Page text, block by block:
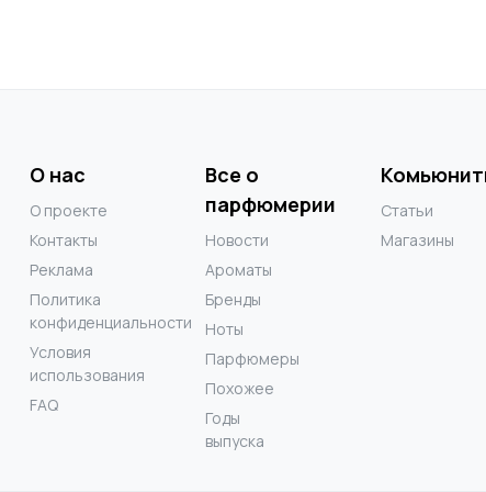
О нас
О проекте
Контакты
Реклама
Политика
конфиденциальности
Условия
использования
FAQ
Все о
парфюмерии
Новости
Ароматы
Бренды
Ноты
Парфюмеры
Похожее
Годы
выпуска
Статьи
Магазины